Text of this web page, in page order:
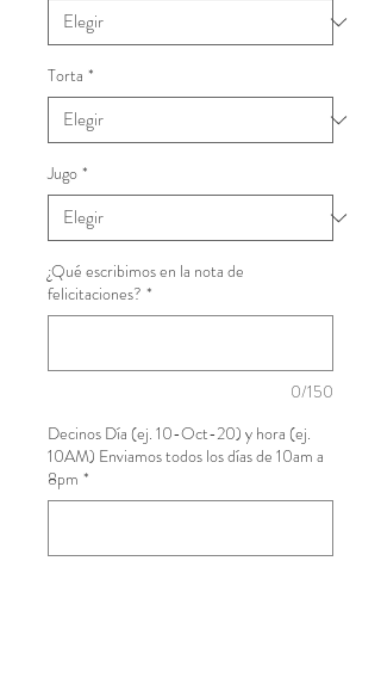
Torta *
Jugo *
¿Qué escribimos en la nota de
felicitaciones? *
0/150
Decinos Día (ej. 10-Oct-20) y hora (ej.
10AM) Enviamos todos los días de 10am a
8pm *